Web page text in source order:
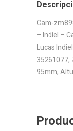
Cam-
– Indiel –
Lucas
35261077,
95mm,